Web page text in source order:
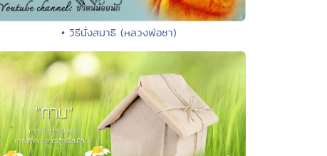
• วิธีนั่งสมาธิ (หลวงพ่อชา)